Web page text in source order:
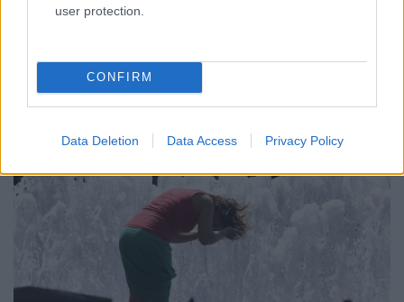
user protection.
CONFIRM
Data Deletion Data Access Privacy Policy
A város 77 helyszínén zajlik a munkavégzés, a Győr Projekt